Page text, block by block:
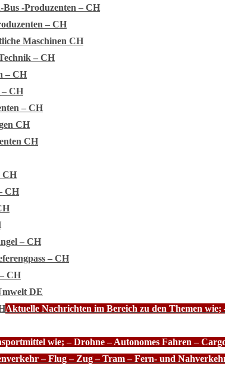
-Produzenten – CH
– CH
Maschinen CH
– CH
– CH
– CH
– CH
CH
CH
CH
CH
– CH
– CH
CH
DE
Aktuelle Nachrichten im Bereich zu den Themen
wie; – Drohne – Autonomes Fahren –
– Flug – Zug – Tram – Fern- und